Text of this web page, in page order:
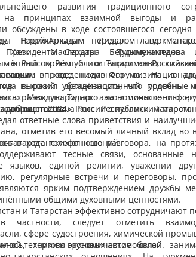
развития традиционного
на принципах взаимной выгоды и
обсуждены в ходе состоявшегося сегодня
Национальным Лидером
Халк Маслахаты Туркменистана
и Раисом Республики Татарстан
Герой-Аркадаг передал главе
Президента Сердара
тёплый приём и гостеприимство,
в ходе недавнего визита в
высокий организационный уровень
Международного экономического
2024».
проведением Форума,
выразил убеждённость, что подобные
развитию Татарстана и повышению
звена России с исламским миром.
добрые слова, Раис Республики
ответные слова приветствия и
отметив его весомый личный вклад во
татарстанских отношений.
в ходе телефонного разговора, на
тесные связи, основанные
языков, единой религии, уважении
регулярные встречи и переговоры,
ярким подтверждением дружбы
общими духовными ценностями.
и Татарстан эффективно сотрудничают
частности, следует отметить
сфере судостроения, химической
техники и грузовых автомобилей.
торгово-экономические связи